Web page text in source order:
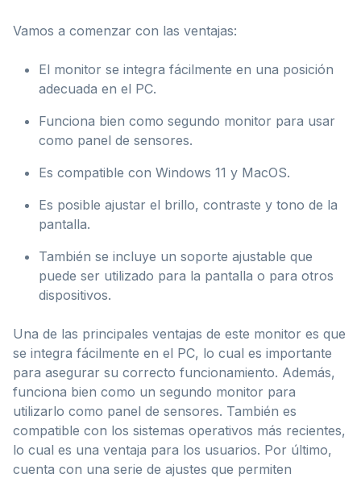
Vamos a comenzar con las ventajas:
El monitor se integra fácilmente en una posición
adecuada en el PC.
Funciona bien como segundo monitor para usar
como panel de sensores.
Es compatible con Windows 11 y MacOS.
Es posible ajustar el brillo, contraste y tono de la
pantalla.
También se incluye un soporte ajustable que
puede ser utilizado para la pantalla o para otros
dispositivos.
Una de las principales ventajas de este monitor es que
se integra fácilmente en el PC, lo cual es importante
para asegurar su correcto funcionamiento. Además,
funciona bien como un segundo monitor para
utilizarlo como panel de sensores. También es
compatible con los sistemas operativos más recientes,
lo cual es una ventaja para los usuarios. Por último,
cuenta con una serie de ajustes que permiten